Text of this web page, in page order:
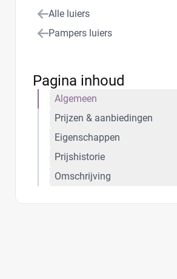
Alle luiers
Pampers luiers
Pagina inhoud
Algemeen
Prijzen & aanbiedingen
Eigenschappen
Prijshistorie
Omschrijving